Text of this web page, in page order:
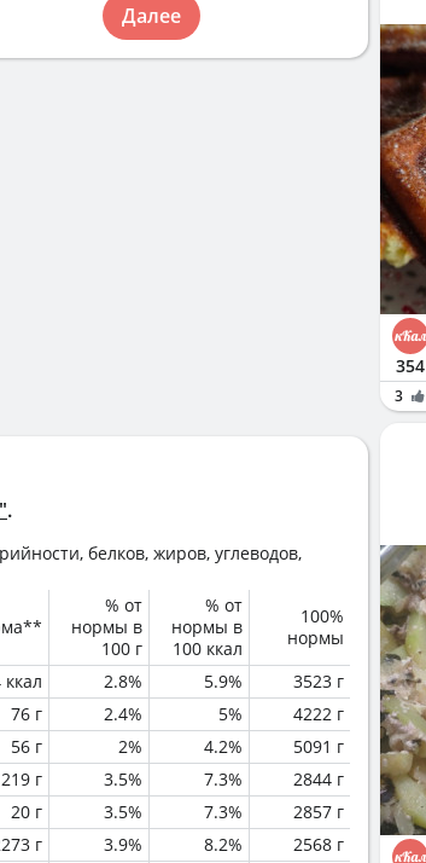
.
белков, жиров, углеводов,
% от
нормы в
100 г
% от
нормы в
100 ккал
100%
нормы
ккал 2.8% 5.9%
3523 г
76 г 2.4% 5%
4222 г
56 г 2% 4.2%
5091 г
219 г 3.5% 7.3%
2844 г
20 г 3.5% 7.3%
2857 г
г 3.9% 8.2%
2568 г
Далее
354
3